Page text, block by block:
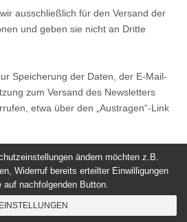
ausschließlich für den Versand der
und geben sie nicht an Dritte
Speicherung der Daten, der E-Mail-
zum Versand des Newsletters
etwa über den „Austragen“-Link
ändern möchten z.B.
Widerruf bereits erteilter Einwilligungen
auf nachfolgenden Button.
EINSTELLUNGEN